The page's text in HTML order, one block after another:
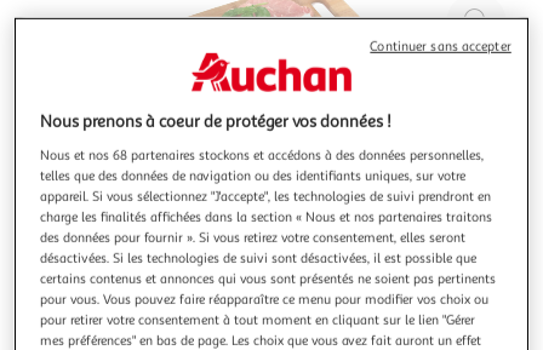
à
Illustration
précédente
Illustration
suivante
4.4 (15)
Nous prenons à coeur de protéger vos données !
Nous et nos 68 partenaires stockons et accédons à des données personnelles,
telles que des données de navigation ou des identifiants uniques, sur votre
appareil. Si vous sélectionnez "J'accepte", les technologies de suivi prendront en
charge les finalités affichées dans la section « Nous et nos partenaires traitons
des données pour fournir ». Si vous retirez votre consentement, elles seront
désactivées. Si les technologies de suivi sont désactivées, il est possible que
certains contenus et annonces qui vous sont présentés ne soient pas pertinents
pour vous. Vous pouvez faire réapparaître ce menu pour modifier vos choix ou
pour retirer votre consentement à tout moment en cliquant sur le lien "Gérer
mes préférences" en bas de page. Les choix que vous avez fait auront un effet
Continuer sans accepter